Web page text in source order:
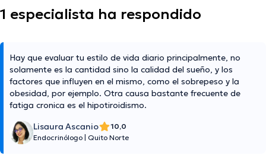
1 especialista ha respondido
Hay que evaluar tu estilo de vida diario principalmente, no
solamente es la cantidad sino la calidad del sueño, y los
factores que influyen en el mismo, como el sobrepeso y la
obesidad, por ejemplo. Otra causa bastante frecuente de
fatiga cronica es el hipotiroidismo.
Lisaura Ascanio
10,0
Endocrinólogo Quito Norte